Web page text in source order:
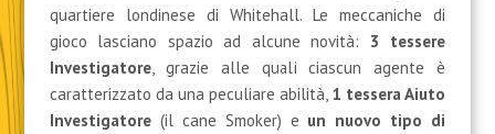
quartiere londinese di Whitehall. Le meccaniche di
gioco lasciano spazio ad alcune novità: 3 tessere
Investigatore, grazie alle quali ciascun agente è
caratterizzato da una peculiare abilità, 1 tessera Aiuto
Investigatore(il cane Smoker) e un nuovo tipo di